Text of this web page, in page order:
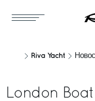
Riva Yacht
London